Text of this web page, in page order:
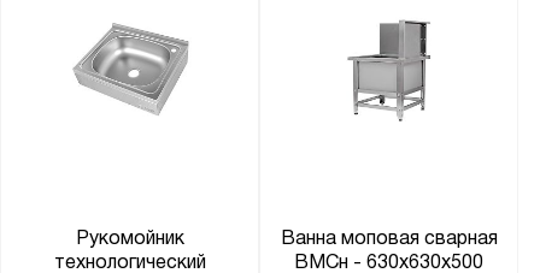
Рукомойник
технологический
Ванна моповая сварная
ВМСн - 630x630x500